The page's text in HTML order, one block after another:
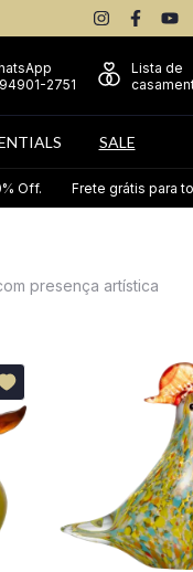
94901-2751
Lista de
SALE
grátis para todo Brasil
presença artística